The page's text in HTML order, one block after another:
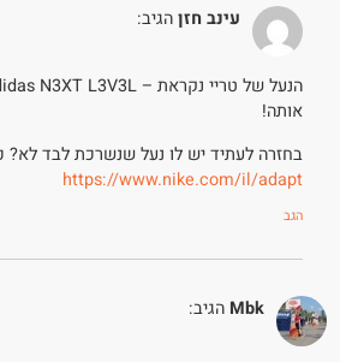
עינב חזןהגיב:
אותה!
בחזרה לעתיד יש לו נעל שנשרכת לבד לא?
https://www.nike.com/il/adapt
הגב
Mbk הגיב: